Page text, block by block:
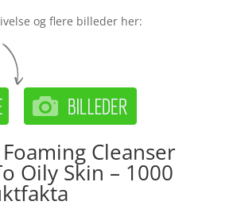
og flere billeder her:
Cleanser
Oily Skin – 1000